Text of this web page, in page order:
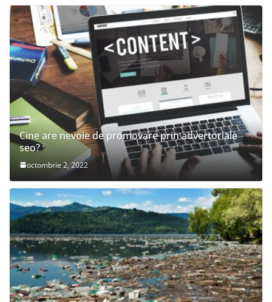
Cine are nevoie de promovare prin advertoriale
seo?
octombrie 2, 2022